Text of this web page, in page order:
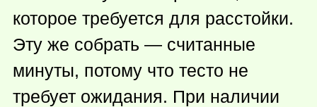
которое требуется для расстойки.
Эту же собрать — считанные
минуты, потому что тесто не
требует ожидания. При наличии